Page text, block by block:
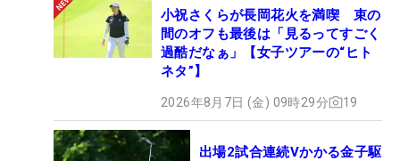
小祝さくらが長岡花火を満喫 束の
間のオフも最後は「見るってすごく
過酷だなぁ」【女子ツアーの“ヒト
ネタ”】
2026年8月7日 (金) 09時29分 19
出場2試合連続Vかかる金子駆